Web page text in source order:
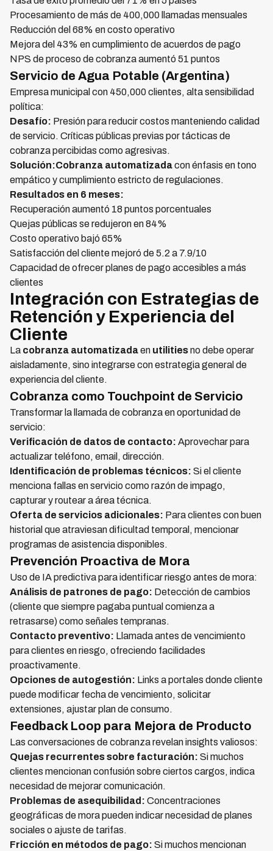
Procesamiento de más de 400,000 llamadas mensuales
Reducción del 68% en costo operativo
Mejora del 43% en cumplimiento de acuerdos de pago
NPS de proceso de cobranza aumentó 51 puntos
Servicio de Agua Potable (Argentina)
Empresa municipal con 450,000 clientes, alta sensibilidad
política:
Desafío: Presión para reducir costos manteniendo calidad
de servicio. Críticas públicas previas por tácticas de
cobranza percibidas como agresivas.
Solución:Cobranza automatizadacon énfasis en tono
empático y cumplimiento estricto de regulaciones.
Resultados en 6 meses:
Recuperación aumentó 18 puntos porcentuales
Quejas públicas se redujeron en 84%
Costo operativo bajó 65%
Satisfacción del cliente mejoró de 5.2 a 7.9/10
Capacidad de ofrecer planes de pago accesibles a más
clientes
Integración con Estrategias de
Retención y Experiencia del
Cliente
La cobranza automatizadaen utilitiesno debe operar
aisladamente, sino integrarse con estrategia general de
experiencia del cliente.
Cobranza como Touchpoint de Servicio
Transformar la llamada de cobranza en oportunidad de
servicio:
Verificación de datos de contacto: Aprovechar para
actualizar teléfono, email, dirección.
Identificación de problemas técnicos: Si el cliente
menciona fallas en servicio como razón de impago,
capturar y routear a área técnica.
Oferta de servicios adicionales: Para clientes con buen
historial que atraviesan dificultad temporal, mencionar
programas de asistencia disponibles.
Prevención Proactiva de Mora
Uso de IA predictiva para identificar riesgo antes de mora:
Análisis de patrones de pago: Detección de cambios
(cliente que siempre pagaba puntual comienza a
retrasarse) como señales tempranas.
Contacto preventivo: Llamada antes de vencimiento
para clientes en riesgo, ofreciendo facilidades
proactivamente.
Opciones de autogestión: Links a portales donde cliente
puede modificar fecha de vencimiento, solicitar
extensiones, ajustar plan de consumo.
Feedback Loop para Mejora de Producto
Las conversaciones de cobranza revelan insights valiosos:
Quejas recurrentes sobre facturación: Si muchos
clientes mencionan confusión sobre ciertos cargos, indica
necesidad de mejorar comunicación.
Problemas de asequibilidad: Concentraciones
geográficas de mora pueden indicar necesidad de planes
sociales o ajuste de tarifas.
Fricción en métodos de pago: Si muchos mencionan